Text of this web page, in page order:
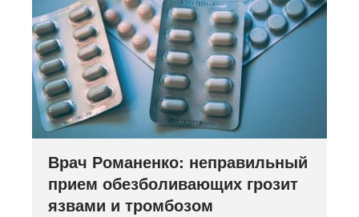
Врач Романенко: неправильный
прием обезболивающих грозит
язвами и тромбозом